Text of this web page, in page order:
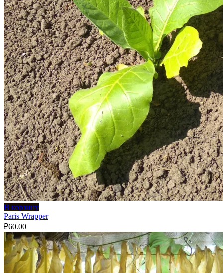
В корзину
Paris Wrapper
₽60.00